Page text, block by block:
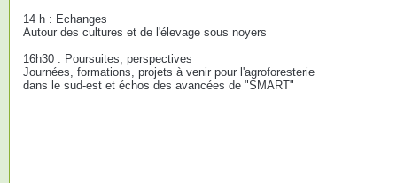
14 h : Echanges
Autour des cultures et de l'élevage sous noyers
16h30 : Poursuites, perspectives
Journées, formations, projets à venir pour l'agroforesterie
dans le sud-est et échos des avancées de "SMART"